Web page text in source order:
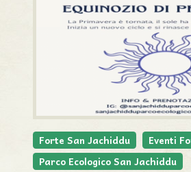
Forte San Jachiddu
Eventi
Parco Ecologico San Jachiddu